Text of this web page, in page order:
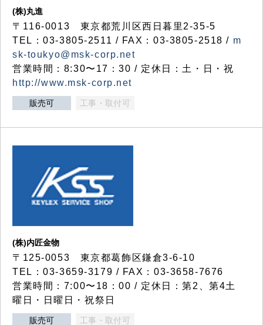
(株)丸進
〒116-0013 東京都荒川区西日暮里2-35-5
TEL：03-3805-2511 / FAX：03-3805-2518 / m
sk-toukyo@msk-corp.net
営業時間：8:30〜17：30 / 定休日：土・日・祝
http://www.msk-corp.net
販売可 工事・取付可
(株)内匠金物
〒125-0053 東京都葛飾区鎌倉3-6-10
TEL：03-3659-3179 / FAX：03-3658-7676
営業時間：7:00〜18：00 / 定休日：第2、第4土
曜日・日曜日・祝祭日
販売可 工事・取付可